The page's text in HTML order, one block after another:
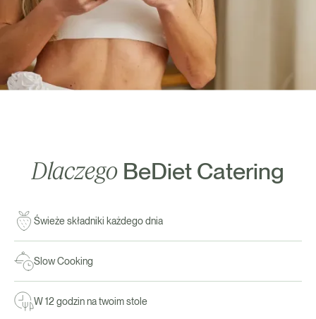
Dlaczego BeDiet Catering
Świeże składniki każdego dnia
Slow Cooking
W 12 godzin na twoim stole